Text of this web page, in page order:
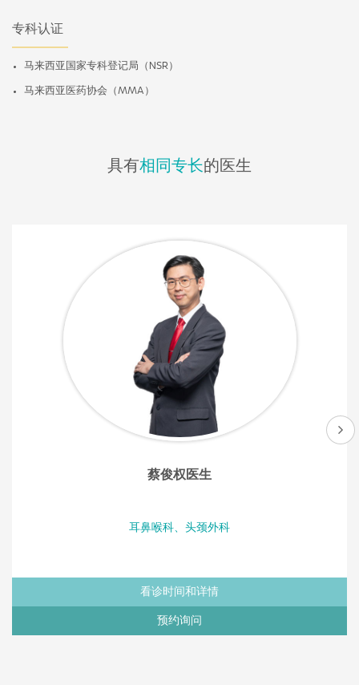
专科认证
马来西亚国家专科登记局（NSR）
马来西亚医药协会（MMA）
具有相同专长的医生
蔡俊权医生
耳鼻喉科、头颈外科
看诊时间和详情
预约询问